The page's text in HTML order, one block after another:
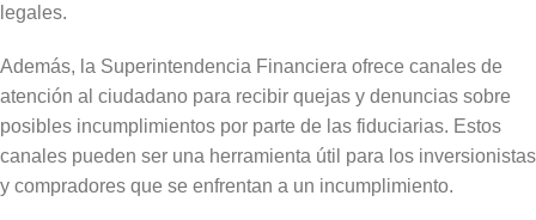
legales.
Además, la Superintendencia Financiera ofrece canales de
atención al ciudadano para recibir quejas y denuncias sobre
posibles incumplimientos por parte de las fiduciarias. Estos
canales pueden ser una herramienta útil para los inversionistas
y compradores que se enfrentan a un incumplimiento.